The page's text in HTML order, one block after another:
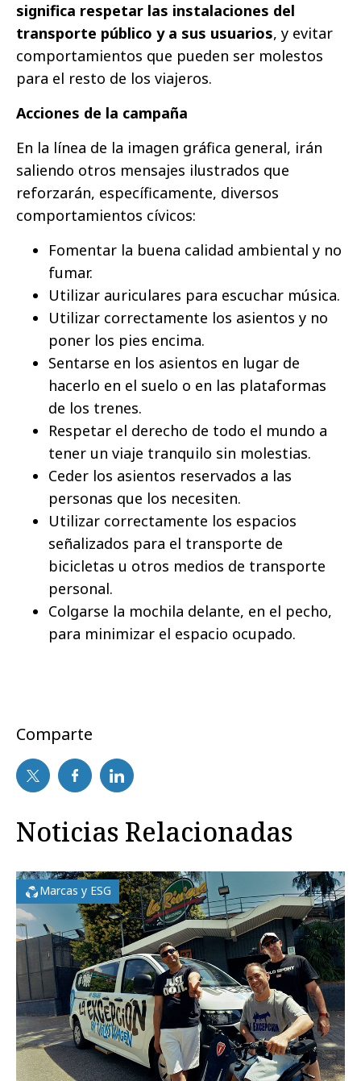
significa respetar las instalaciones del
transporte público y a sus usuarios, y evitar
comportamientos que pueden ser molestos
para el resto de los viajeros.
Acciones de la campaña
En la línea de la imagen gráfica general, irán
saliendo otros mensajes ilustrados que
reforzarán, específicamente, diversos
comportamientos cívicos:
Fomentar la buena calidad ambiental y no
fumar.
Utilizar auriculares para escuchar música.
Utilizar correctamente los asientos y no
poner los pies encima.
Sentarse en los asientos en lugar de
hacerlo en el suelo o en las plataformas
de los trenes.
Respetar el derecho de todo el mundo a
tener un viaje tranquilo sin molestias.
Ceder los asientos reservados a las
personas que los necesiten.
Utilizar correctamente los espacios
señalizados para el transporte de
bicicletas u otros medios de transporte
personal.
Colgarse la mochila delante, en el pecho,
para minimizar el espacio ocupado.
Comparte
Noticias Relacionadas
Marcas y ESG